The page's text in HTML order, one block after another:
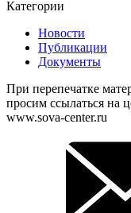
Категории
Новости
Публикации
Документы
При перепечатке
просим ссылаться на
www.sova-center.ru